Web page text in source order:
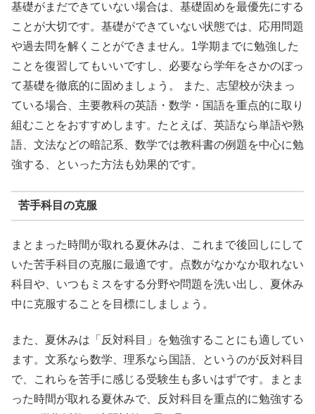
基礎がまだできていない場合は、基礎固めを最優先にする
ことが大切です。基礎ができていない状態では、応用問題
や過去問を解くことができません。1学期までに勉強した
ことを復習してもいいですし、必要なら学年をさかのぼっ
て基礎を徹底的に固めましょう。 また、志望校が決まっ
ている場合、主要教科の英語・数学・国語を重点的に取り
組むことをおすすめします。たとえば、英語なら単語や熟
語、文法などの暗記系、数学では教科書の例題を中心に勉
強する、といった方法も効果的です。
苦手科目の克服
まとまった時間が取れる夏休みは、これまで後回しにして
いた苦手科目の克服に最適です。点数がなかなか取れない
科目や、いつもミスをする分野や問題を洗い出し、夏休み
中に克服することを目標にしましょう。
また、夏休みは「反対科目」を勉強することにも適してい
ます。文系なら数学、理系なら国語、というのが反対科目
で、これらを苦手に感じる受験生も多いはずです。まとま
った時間が取れる夏休みで、反対科目を重点的に勉強する